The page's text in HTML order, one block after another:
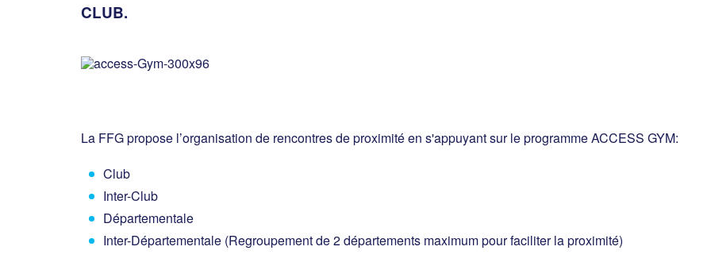
CLUB.
La FFG propose l’organisation de rencontres de proximité en s'appuyant sur le programme ACCESS GYM:
Club
Inter-Club
Départementale
Inter-Départementale (Regroupement de 2 départements maximum pour faciliter la proximité)